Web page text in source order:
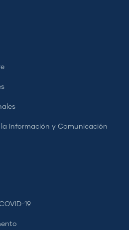
la Información y Comunicación
19